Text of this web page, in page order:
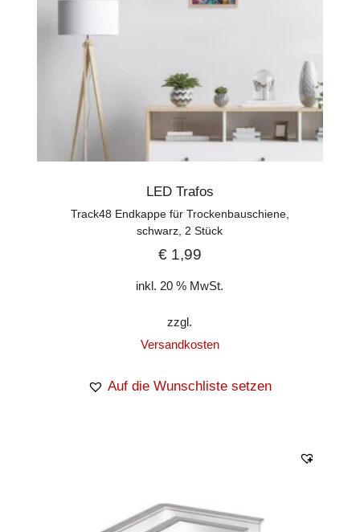
LED Trafos
Track48 Endkappe für Trockenbauschiene,
schwarz, 2 Stück
€1,99
inkl. 20 % MwSt.
zzgl.
Versandkosten
Auf die Wunschliste setzen